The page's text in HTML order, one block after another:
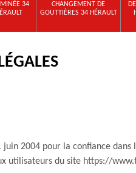
34
CHANGEMENT DE
GOUTTIÈRES 34 HÉRAULT
2004 pour la confiance dans
utilisateurs du site https://